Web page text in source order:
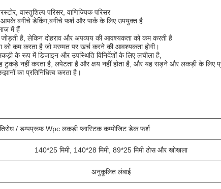
वास्तुशिल्प परिसर, वाणिज्यिक परिसर
आपके बगीचे डेकिंग,बगीचे फर्श और पार्क के लिए उपयुक्त है
में हैं
है, लेकिन दोहराव और अपव्यय की आवश्यकता को कम करती है
कम करता है जो मरम्मत पर खर्च करने की आवश्यकता होगी।
के रूप में डिजाइन और उपस्थिति विनिर्देशों के लिए लचीला है,
नहीं करता है, लपेटता है और क्षय नहीं होता है, और यह सड़ने और लकड़ी के लिए
का प्रतिनिधित्व करता है।
/ डम्पप्रूफ Wpc लकड़ी प्लास्टिक कम्पोजिट डेक फर्श
140*25 मिमी, 140*28 मिमी, 89*25 मिमी ठोस और खोखला
अनुकूलित लंबाई